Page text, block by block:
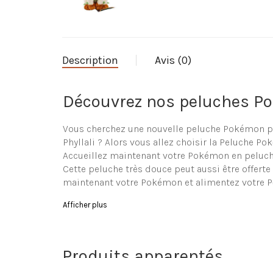
Description Avis (0)
Découvrez nos peluches
Vous cherchez une nouvelle peluche Pokémon
Phyllali ? Alors vous allez choisir la Peluche
Accueillez maintenant votre Pokémon en
Cette peluche très douce peut aussi être offerte
maintenant votre Pokémon et alimentez votre
Caractéristique de la
Composition de la peluche : coton
Afficher plus